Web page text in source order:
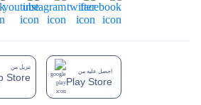
تنزيل من
Store
احصل عليه من
Play Store